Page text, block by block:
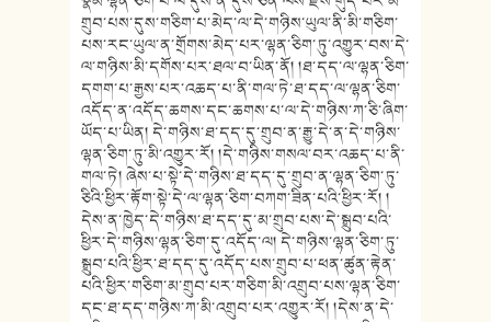
གྲུབ་པས་དུས་གཅིག་པ་མེད་ལ་དེ་གཉིས་ཡུལ་ནི་མི་གཅིག་
པས་རང་ཡུལ་ན་གྲོགས་མེད་པར་ལྷན་ཅིག་ཏུ་འགྱུར་བས་དེ་
ལ་གཉིས་མི་དགོས་པར་ཐལ་བ་ཡིན་ནོ། །ཐ་དད་ལ་ལྷན་ཅིག་
དགག་པ་རྒྱས་པར་འཆད་པ་ནི་གལ་ཏེ་ཐ་དད་ལ་ལྷན་ཅིག་
འདོད་ན་འདོད་ཆགས་དང་ཆགས་པ་ལ་དེ་གཉིས་ཀ་ཅི་ཞིག་
ཡོད་པ་ཡིན། དེ་གཉིས་ཐ་དད་དུ་གྲུབ་ན་རྒྱུ་དེ་ན་དེ་གཉིས་
ལྷན་ཅིག་ཏུ་མི་འགྱུར་རོ། །དེ་གཉིས་གསལ་བར་འཆད་པ་ནི་
གལ་ཏེ། ཞེས་པ་སྟེ་དེ་གཉིས་ཐ་དད་དུ་གྲུབ་ན་ལྷན་ཅིག་ཏུ་
ཅིའི་ཕྱིར་རྟོག་སྟེ་དེ་ལ་ལྷན་ཅིག་བཀག་ཟིན་པའི་ཕྱིར་རོ། །
དེས་ན་ཁྱེད་དེ་གཉིས་ཐ་དད་དུ་མ་གྲུབ་པས་དེ་སྒྲུབ་པའི་
ཕྱིར་དེ་གཉིས་ལྷན་ཅིག་དུ་འདོད་ལ། དེ་གཉིས་ལྷན་ཅིག་ཏུ་
སྒྲུབ་པའི་ཕྱིར་ཐ་དད་དུ་འདོད་པས་གྲུབ་པ་ཕན་ཚུན་རྟེན་
པའི་ཕྱིར་གཅིག་མ་གྲུབ་པར་གཅིག་མི་འགྲུབ་པས་ལྷན་ཅིག་
དང་ཐ་དད་གཉིས་ཀ་མི་འགྲུབ་པར་འགྱུར་རོ། །དེས་ན་དེ་